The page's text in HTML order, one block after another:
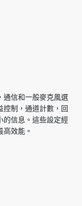
通信和一般麥克風選
控制，通道計數，回
的信息。這些設定經
效能。